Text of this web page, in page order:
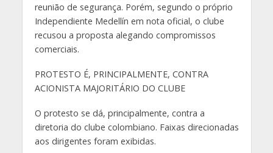
reunião de segurança. Porém, segundo o próprio
Independiente Medellín em nota oficial, o clube
recusou a proposta alegando compromissos
comerciais.
PROTESTO É, PRINCIPALMENTE, CONTRA
ACIONISTA MAJORITÁRIO DO CLUBE
O protesto se dá, principalmente, contra a
diretoria do clube colombiano. Faixas direcionadas
aos dirigentes foram exibidas.